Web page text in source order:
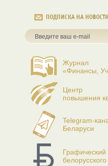
ПОДПИСКА НА НОВОСТИ
Журнал
«Финансы,
Центр
повышения
Telegram-
Беларуси
Графический